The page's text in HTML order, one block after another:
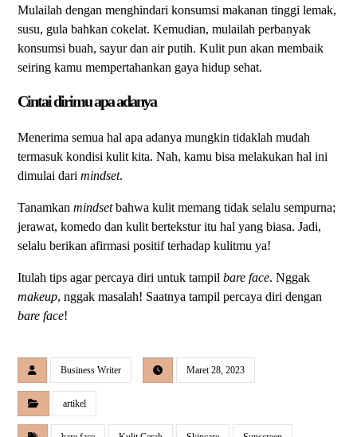
Mulailah dengan menghindari konsumsi makanan tinggi lemak,
susu, gula bahkan cokelat. Kemudian, mulailah perbanyak
konsumsi buah, sayur dan air putih. Kulit pun akan membaik
seiring kamu mempertahankan gaya hidup sehat.
Cintai dirimu apa adanya
Menerima semua hal apa adanya mungkin tidaklah mudah
termasuk kondisi kulit kita. Nah, kamu bisa melakukan hal ini
dimulai darimindset.
Tanamkanmindsetbahwa kulit memang tidak selalu sempurna;
jerawat, komedo dan kulit bertekstur itu hal yang biasa. Jadi,
selalu berikan afirmasi positif terhadap kulitmu ya!
Itulah tips agar percaya diri untuk tampilbare face. Nggak
makeup, nggak masalah! Saatnya tampil percaya diri dengan
bare face!
Business Writer Maret 28, 2023
artikel